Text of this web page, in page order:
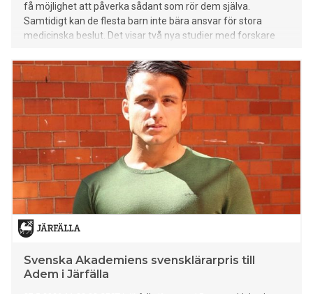
få möjlighet att påverka sådant som rör dem själva.
Samtidigt kan de flesta barn inte bära ansvar för stora
medicinska beslut. Det visar två nya studier med forskare
genomfört en systematisk litteraturöversikt av 28
internationella studier om barn mellan 3 och 12 år, dels
undersökt hur barn i förskoleåldern vill delta i vårdbesök
inom barnhälsovården, både enligt dem själva och deras
vårdnadshavare. Resultaten visar att barns delaktighet
handlar om mer än att fatta beslut. Att få information, ställa
frågor och påverka små praktiska delar av vården upplevs
som viktigt. – Barn vill bli sedda som egna individer och få
möjlighet att uttrycka sina tankar och önskemål, säger Merja
Hietanen, doktorand vid Röda Korsets Högskola. Små beslut
skapar trygghet Barn vill ofta kunna påverka sådant som
vilken arm ett vaccin ska tas i, när ett blodprov ska
genomföras eller få välja p
Svenska Akademiens svensklärarpris till
Adem i Järfälla